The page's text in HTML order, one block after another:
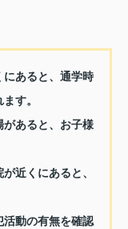
あると、通学時
す。
あると、お子様
近くにあると、
動の有無を確認